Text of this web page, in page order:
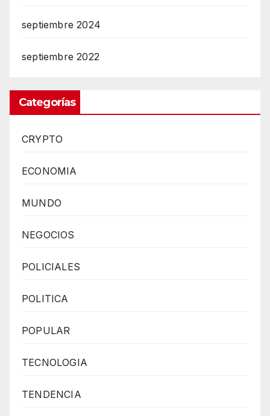
septiembre 2024
septiembre 2022
Categorías
CRYPTO
ECONOMIA
MUNDO
NEGOCIOS
POLICIALES
POLITICA
POPULAR
TECNOLOGIA
TENDENCIA